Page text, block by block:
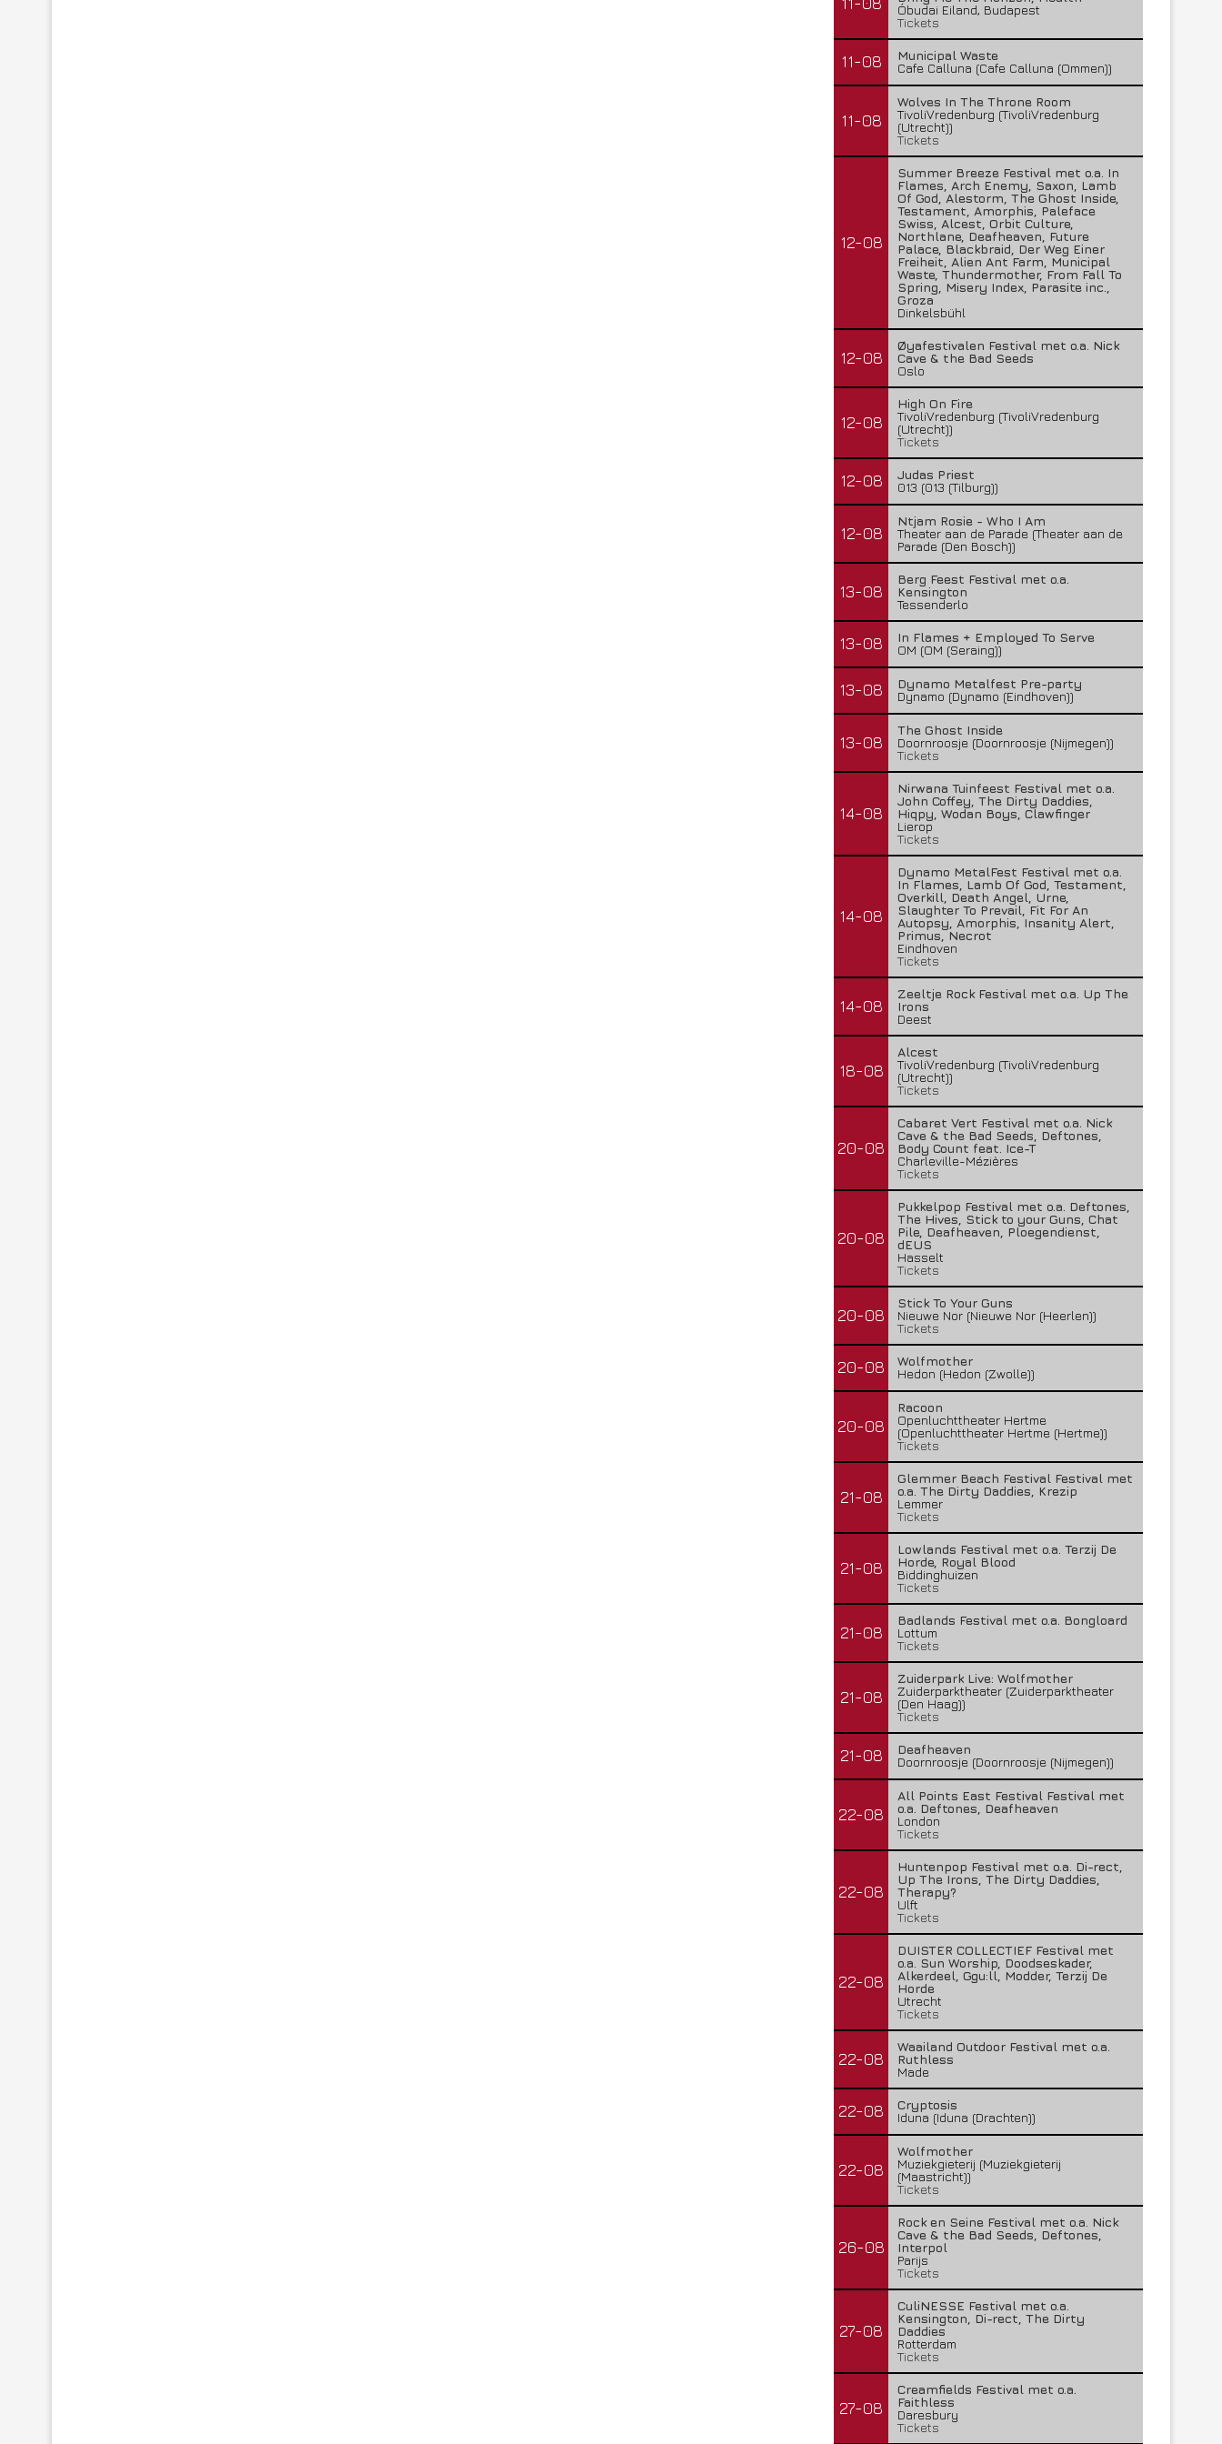
Óbudai Eiland, Budapest
Tickets
11-08
Municipal Waste
Cafe Calluna (Cafe Calluna (Ommen))
11-08
Wolves In The Throne Room
TivoliVredenburg (TivoliVredenburg
(Utrecht))
Tickets
12-08
Summer Breeze Festival met o.a. In
Flames, Arch Enemy, Saxon, Lamb
Of God, Alestorm, The Ghost Inside,
Testament, Amorphis, Paleface
Swiss, Alcest, Orbit Culture,
Northlane, Deafheaven, Future
Palace, Blackbraid, Der Weg Einer
Freiheit, Alien Ant Farm, Municipal
Waste, Thundermother, From Fall To
Spring, Misery Index, Parasite inc.,
Groza
Dinkelsbühl
12-08
Øyafestivalen Festival met o.a. Nick
Cave & the Bad Seeds
Oslo
12-08
High On Fire
TivoliVredenburg (TivoliVredenburg
(Utrecht))
Tickets
12-08
Judas Priest
013 (013 (Tilburg))
12-08
Ntjam Rosie - Who I Am
Theater aan de Parade (Theater aan de
Parade (Den Bosch))
13-08
Berg Feest Festival met o.a.
Kensington
Tessenderlo
13-08
In Flames + Employed To Serve
OM (OM (Seraing))
13-08
Dynamo Metalfest Pre-party
Dynamo (Dynamo (Eindhoven))
13-08
The Ghost Inside
Doornroosje (Doornroosje (Nijmegen))
Tickets
14-08
Nirwana Tuinfeest Festival met o.a.
John Coffey, The Dirty Daddies,
Hiqpy, Wodan Boys, Clawfinger
Lierop
Tickets
14-08
Dynamo MetalFest Festival met o.a.
In Flames, Lamb Of God, Testament,
Overkill, Death Angel, Urne,
Slaughter To Prevail, Fit For An
Autopsy, Amorphis, Insanity Alert,
Primus, Necrot
Eindhoven
Tickets
14-08
Zeeltje Rock Festival met o.a. Up The
Irons
Deest
18-08
Alcest
TivoliVredenburg (TivoliVredenburg
(Utrecht))
Tickets
20-08
Cabaret Vert Festival met o.a. Nick
Cave & the Bad Seeds, Deftones,
Body Count feat. Ice-T
Charleville-Mézières
Tickets
20-08
Pukkelpop Festival met o.a. Deftones,
The Hives, Stick to your Guns, Chat
Pile, Deafheaven, Ploegendienst,
dEUS
Hasselt
Tickets
20-08
Stick To Your Guns
Nieuwe Nor (Nieuwe Nor (Heerlen))
Tickets
20-08
Wolfmother
Hedon (Hedon (Zwolle))
20-08
Racoon
Openluchttheater Hertme
(Openluchttheater Hertme (Hertme))
Tickets
21-08
Glemmer Beach Festival Festival met
o.a. The Dirty Daddies, Krezip
Lemmer
Tickets
21-08
Lowlands Festival met o.a. Terzij De
Horde, Royal Blood
Biddinghuizen
Tickets
21-08
Badlands Festival met o.a. Bongloard
Lottum
Tickets
21-08
Zuiderpark Live: Wolfmother
Zuiderparktheater (Zuiderparktheater
(Den Haag))
Tickets
21-08
Deafheaven
Doornroosje (Doornroosje (Nijmegen))
22-08
All Points East Festival Festival met
o.a. Deftones, Deafheaven
London
Tickets
22-08
Huntenpop Festival met o.a. Di-rect,
Up The Irons, The Dirty Daddies,
Therapy?
Ulft
Tickets
22-08
DUISTER COLLECTIEF Festival met
o.a. Sun Worship, Doodseskader,
Alkerdeel, Ggu:ll, Modder, Terzij De
Horde
Utrecht
Tickets
22-08
Waailand Outdoor Festival met o.a.
Ruthless
Made
22-08
Cryptosis
Iduna (Iduna (Drachten))
22-08
Wolfmother
Muziekgieterij (Muziekgieterij
(Maastricht))
Tickets
26-08
Rock en Seine Festival met o.a. Nick
Cave & the Bad Seeds, Deftones,
Interpol
Parijs
Tickets
27-08
CuliNESSE Festival met o.a.
Kensington, Di-rect, The Dirty
Daddies
Rotterdam
Tickets
27-08
Creamfields Festival met o.a.
Faithless
Daresbury
Tickets